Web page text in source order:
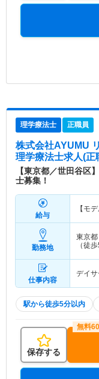
理学療法士 正職員
株式会社AYUMU
理学療法士求人(正
【東京都／世田谷区
士募集！
給与
【モ
勤務地
東京
（徒
仕事内容
デイ
駅から徒歩5分以内
保存する